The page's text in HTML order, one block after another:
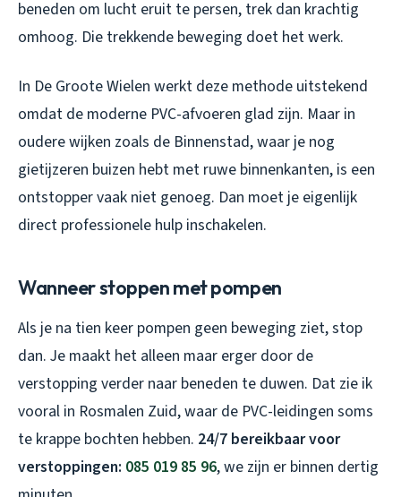
beneden om lucht eruit te persen, trek dan krachtig
omhoog. Die trekkende beweging doet het werk.
In De Groote Wielen werkt deze methode uitstekend
omdat de moderne PVC-afvoeren glad zijn. Maar in
oudere wijken zoals de Binnenstad, waar je nog
gietijzeren buizen hebt met ruwe binnenkanten, is een
ontstopper vaak niet genoeg. Dan moet je eigenlijk
direct professionele hulp inschakelen.
Wanneer stoppen met pompen
Als je na tien keer pompen geen beweging ziet, stop
dan. Je maakt het alleen maar erger door de
verstopping verder naar beneden te duwen. Dat zie ik
vooral in Rosmalen Zuid, waar de PVC-leidingen soms
te krappe bochten hebben. 24/7 bereikbaar voor
verstoppingen: 085 019 85 96, we zijn er binnen dertig